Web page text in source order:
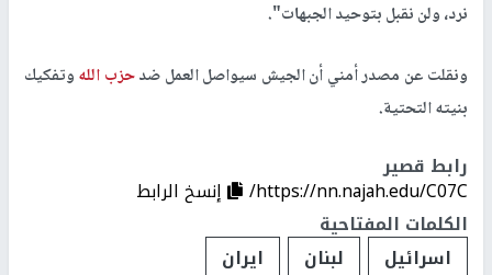
نرد، ولن نقبل بتوحيد الجبهات".
ونقلت عن مصدر أمني أن الجيش سيواصل العمل ضدحزب اللهوتفكيك
بنيته التحتية.
رابط قصير
https://nn.najah.edu/C07C/
إنسخ الرابط
الكلمات المفتاحية
اسرائيل
لبنان ايران